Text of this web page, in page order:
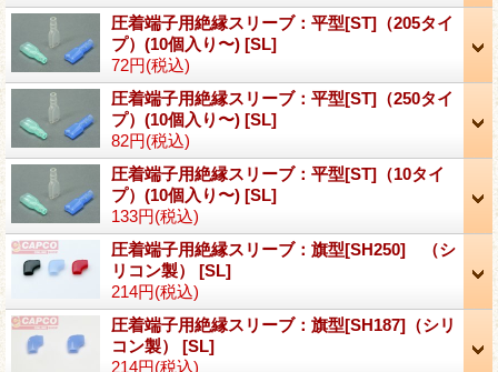
圧着端子用絶縁スリーブ：平型[ST]（205タイ
プ）(10個入り〜) [SL]
72円(税込)
圧着端子用絶縁スリーブ：平型[ST]（250タイ
プ）(10個入り〜) [SL]
82円(税込)
圧着端子用絶縁スリーブ：平型[ST]（10タイ
プ）(10個入り〜) [SL]
133円(税込)
圧着端子用絶縁スリーブ：旗型[SH250] （シ
リコン製） [SL]
214円(税込)
圧着端子用絶縁スリーブ：旗型[SH187]（シリ
コン製） [SL]
214円(税込)